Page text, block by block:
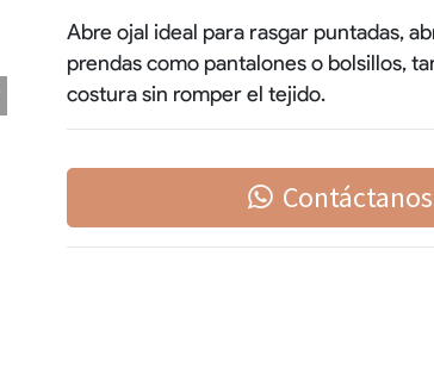
Abre ojal ideal para rasgar puntadas,
prendas como pantalones o bolsillos,
costura sin romper el tejido.
Contáctanos